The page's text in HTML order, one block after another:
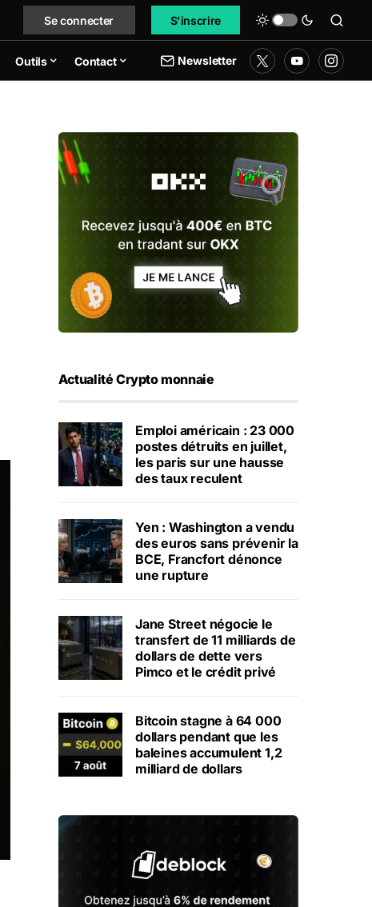
Se connecter S'inscrire
Outils Contact Newsletter
Actualité Crypto monnaie
Emploi américain : 23 000
postes détruits en juillet,
les paris sur une hausse
des taux reculent
Yen : Washington a vendu
des euros sans prévenir la
BCE, Francfort dénonce
une rupture
Jane Street négocie le
transfert de 11 milliards de
dollars de dette vers
Pimco et le crédit privé
Bitcoin stagne à 64 000
dollars pendant que les
baleines accumulent 1,2
milliard de dollars